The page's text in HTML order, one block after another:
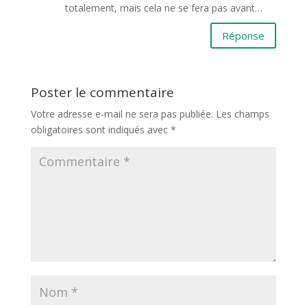
totalement, mais cela ne se fera pas avant…
Réponse
Poster le commentaire
Votre adresse e-mail ne sera pas publiée. Les champs
obligatoires sont indiqués avec *